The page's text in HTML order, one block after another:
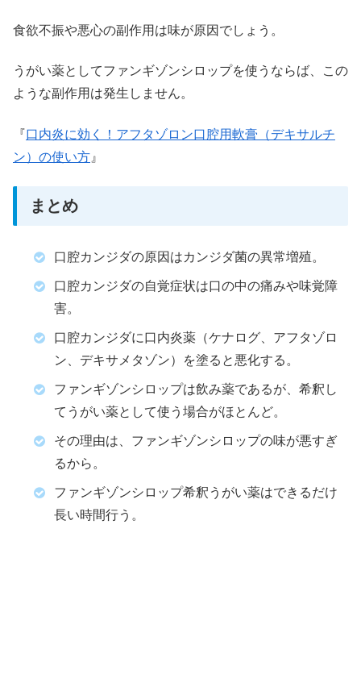
食欲不振や悪心の副作用は味が原因でしょう。
うがい薬としてファンギゾンシロップを使うならば、この
ような副作用は発生しません。
『口内炎に効く！アフタゾロン口腔用軟膏（デキサルチ
ン）の使い方 』
まとめ
口腔カンジダの原因はカンジダ菌の異常増殖。
口腔カンジダの自覚症状は口の中の痛みや味覚障
害。
口腔カンジダに口内炎薬（ケナログ、アフタゾロ
ン、デキサメタゾン）を塗ると悪化する。
ファンギゾンシロップは飲み薬であるが、希釈し
てうがい薬として使う場合がほとんど。
その理由は、ファンギゾンシロップの味が悪すぎ
るから。
ファンギゾンシロップ希釈うがい薬はできるだけ
長い時間行う。